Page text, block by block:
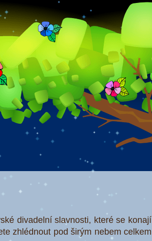
divadelní slavnosti, které se konají
zhlédnout pod širým nebem celkem